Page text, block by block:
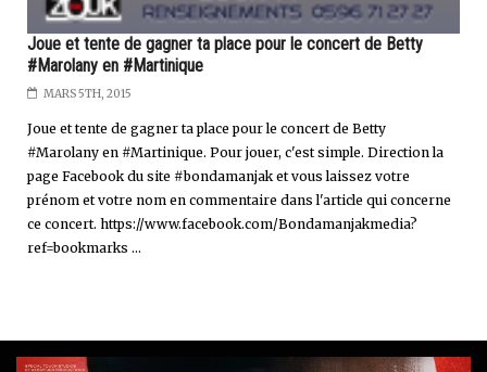
Joue et tente de gagner ta place pour le concert de Betty
#Marolany en #Martinique
MARS 5TH, 2015
Joue et tente de gagner ta place pour le concert de Betty
#Marolany en #Martinique. Pour jouer, c'est simple. Direction la
page Facebook du site #bondamanjak et vous laissez votre
prénom et votre nom en commentaire dans l'article qui concerne
ce concert. https://www.facebook.com/Bondamanjakmedia?
ref=bookmarks ...